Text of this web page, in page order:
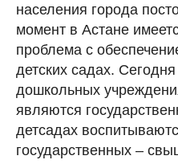
населения города
момент в Астане
проблема с
детских садах.
дошкольных
являются
детсадах
государственных –